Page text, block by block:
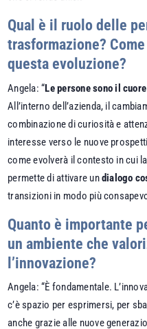
Qual è il ruolo delle
trasformazione?
questa evoluzione?
Angela: “Le persone sono il
All’interno dell’azienda, il
combinazione di curiosità e
interesse verso le nuove
come evolverà il contesto in cui
permette di attivare undialogo
transizioni in modo più
Quanto è importante
un ambiente che
l’innovazione?
Angela: “È fondamentale.
c’è spazio per esprimersi, per
anche grazie alle nuove